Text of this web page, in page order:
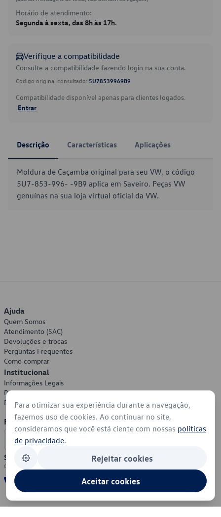
Horário de atendimento:
Segunda à sexta, das 8h às 17h.
Verifique a compatibilidade
Consulte a compatibilidade fazendo login na sua conta.
Código original consultado: 5U78539969B9
Compatibilidade disponível apenas para clientes logados.
Entrar
Descrição Características Aplicações
Moldura de Caçamba original para seu VW, o código
5U7-853-996- -9B9 aplica em Saveiro. Peças VW
genuínas na sua loja virtual oficial da VW.
Ajuda
Quem Somos
Atendimento (SAC)
Devoluções e trocas
Perguntas Frequentes
Como comprar
Institucional
Informações Legais
Política de Privacidade
Política de Cookies
Formas de Pagamento
Segurança
Para otimizar sua experiência durante a navegação,
fazemos uso de cookies. Ao continuar no site,
consideramos que você está ciente com nossas políticas
de privacidade.
Rejeitar cookies
Aceitar cookies